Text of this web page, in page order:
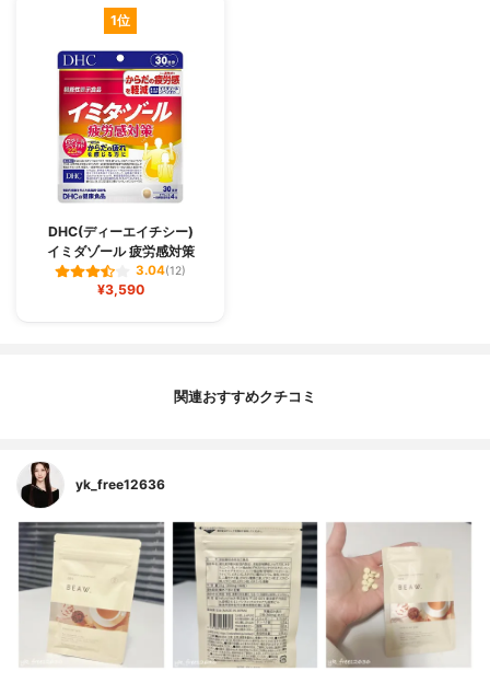
1位
DHC(ディーエイチシー)
イミダゾール 疲労感対策
3.04(12)
¥3,590
関連おすすめクチコミ
yk_free12636